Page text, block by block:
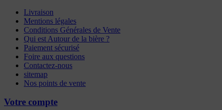
Livraison
Mentions légales
Conditions Générales de Vente
Qui est Autour de la bière ?
Paiement sécurisé
Foire aux questions
Contactez-nous
sitemap
Nos points de vente
Votre compte